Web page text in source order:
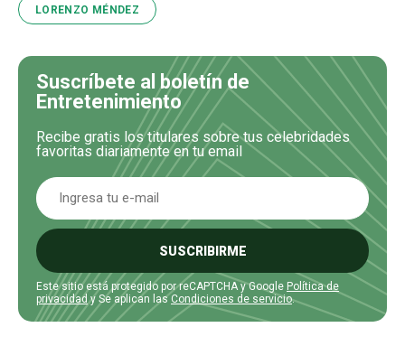
LORENZO MÉNDEZ
Suscríbete al boletín de
Entretenimiento
Recibe gratis los titulares sobre tus celebridades
favoritas diariamente en tu email
SUSCRIBIRME
Este sitio está protegido por reCAPTCHA y Google Política de
privacidad y Se aplican lasCondiciones de servicio.